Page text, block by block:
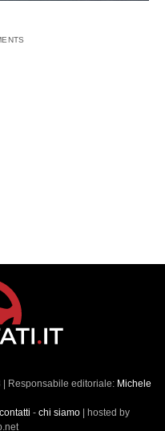
| Responsabile editoriale: Michele
contatti - chi siamo| hosted by